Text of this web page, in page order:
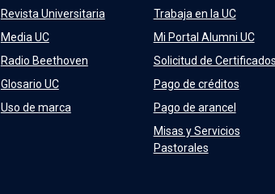
Revista Universitaria
Media UC
Radio Beethoven
Glosario UC
Uso de marca
Trabaja en la UC
Mi Portal Alumni UC
Solicitud de
Pago de créditos
Pago de arancel
Misas y Servicios
Pastorales